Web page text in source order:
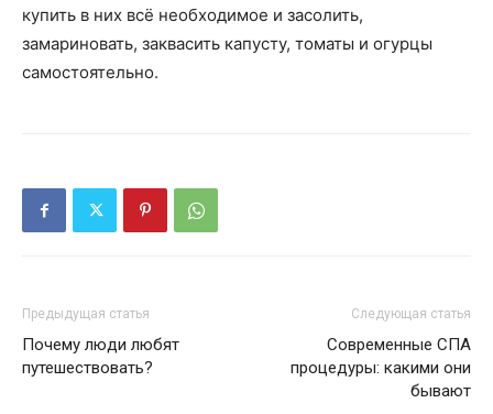
купить в них всё необходимое и засолить,
замариновать, заквасить капусту, томаты и огурцы
самостоятельно.
Предыдущая статья
Почему люди любят
путешествовать?
Следующая статья
Современные СПА
процедуры: какими они
бывают